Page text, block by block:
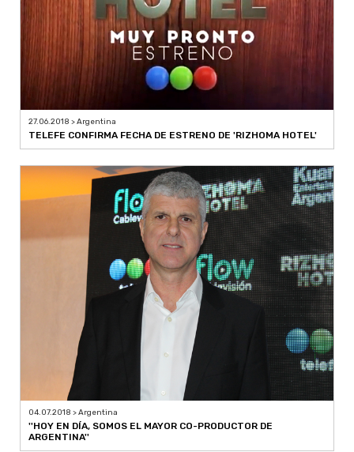
27.06.2018 > Argentina
TELEFE CONFIRMA FECHA DE ESTRENO DE 'RIZHOMA HOTEL'
04.07.2018 > Argentina
''HOY EN DÍA, SOMOS EL MAYOR CO-PRODUCTOR DE
ARGENTINA''